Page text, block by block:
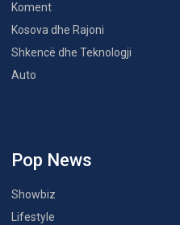
Koment
Kosova dhe Rajoni
Shkencë dhe Teknologji
Auto
Pop News
Showbiz
Lifestyle